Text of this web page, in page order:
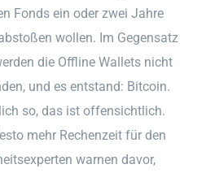
Fonds ein oder zwei Jahre
wollen. Im Gegensatz
die Offline Wallets nicht
und es entstand: Bitcoin.
so, das ist offensichtlich.
mehr Rechenzeit für den
warnen davor,